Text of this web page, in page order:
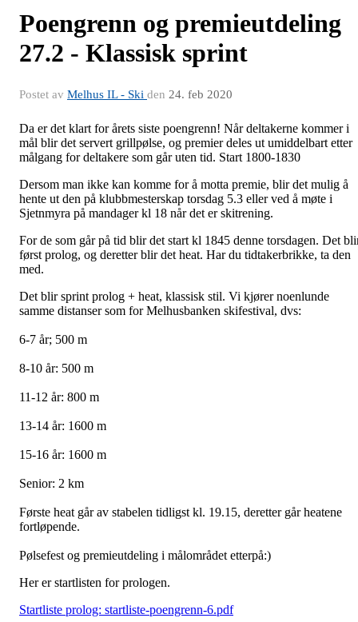
Poengrenn og premieutdeling
27.2 - Klassisk sprint
Postet av Melhus IL - Ski den 24. feb 2020
Da er det klart for årets siste poengrenn! Når deltakerne kommer i
mål blir det servert grillpølse, og premier deles ut umiddelbart etter
målgang for deltakere som går uten tid. Start 1800-1830
Dersom man ikke kan komme for å motta premie, blir det mulig å
hente ut den på klubbmesterskap torsdag 5.3 eller ved å møte i
Sjetnmyra på mandager kl 18 når det er skitrening.
For de som går på tid blir det start kl 1845 denne torsdagen. Det
først prolog, og deretter blir det heat. Har du tidtakerbrikke, ta den
med.
Det blir sprint prolog + heat, klassisk stil. Vi kjører noenlunde
samme distanser som for Melhusbanken skifestival, dvs:
6-7 år; 500 m
8-10 år: 500 m
11-12 år: 800 m
13-14 år: 1600 m
15-16 år: 1600 m
Senior: 2 km
Første heat går av stabelen tidligst kl. 19.15, deretter går heatene
fortløpende.
Pølsefest og premieutdeling i målområdet etterpå:)
Her er startlisten for prologen.
Startliste prolog: startliste-poengrenn-6.pdf